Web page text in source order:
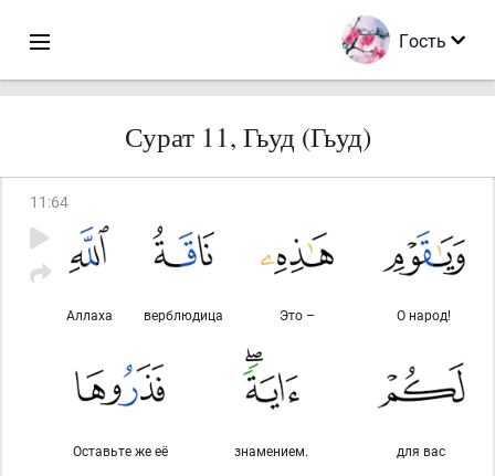
Гость
Сурат 11, Гьуд (Гьуд)
11 :64
О народ!
Это –
верблюдица
Аллаха
для вас
знамением.
Оставьте же её